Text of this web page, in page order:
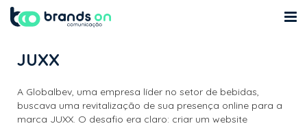
MKT
JUXX
A Globalbev, uma empresa líder no setor de bebidas,
buscava uma revitalização de sua presença online para a
marca JUXX. O desafio era claro: criar um website